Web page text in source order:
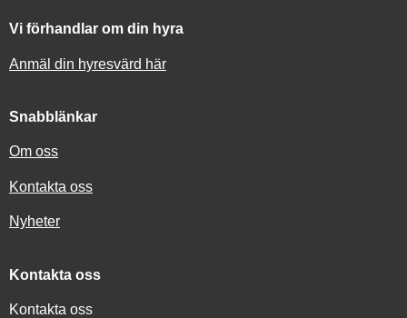
Vi förhandlar om din hyra
Anmäl din hyresvärd här
Snabblänkar
Om oss
Kontakta oss
Nyheter
Kontakta oss
Kontakta oss